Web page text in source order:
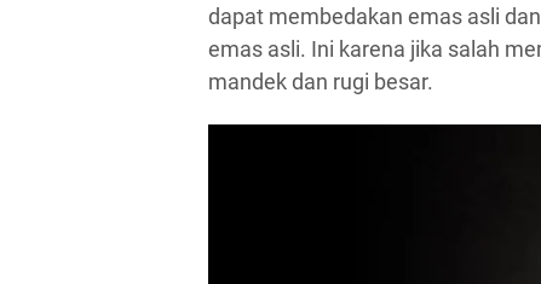
dapat membedakan emas asli
emas asli. Ini karena jika salah
mandek dan rugi besar.